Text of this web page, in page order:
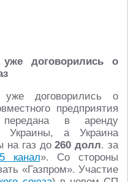
договорились о
договорились о
предприятия
в аренду
Украины, а Украина
на газ до260 долл. за
канал». Со стороны
«Газпром». Участие